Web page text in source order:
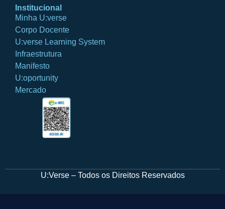
Institucional
Minha U:verse
Corpo Docente
U:verse Learning System
Infraestrutura
Manifesto
U:oportunity
Mercado
U:Verse – Todos os Direitos Reservados